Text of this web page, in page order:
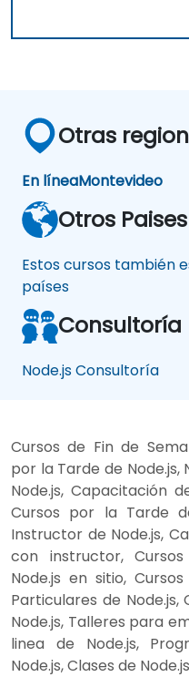
Otras
En líneaMontevideo
Otros Paises
Estos cursos también
países
Consultoría
Node.js Consultoría
Cursos de Fin de
por la Tarde de Node.js,
Node.js, Capacitación
Cursos por la Tarde
Instructor de Node.js,
con instructor,
Node.js en sitio,
Particulares de
Node.js, Talleres para
linea de Node.js,
Node.js, Clases de Node.js